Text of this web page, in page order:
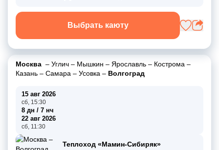
Выбрать каюту
Москва – Углич – Мышкин – Ярославль – Кострома –
Казань – Самара – Усовка – Волгоград
15 авг 2026
сб, 15:30
8 дн / 7 нч
22 авг 2026
сб, 11:30
Теплоход «Мамин-Сибиряк»